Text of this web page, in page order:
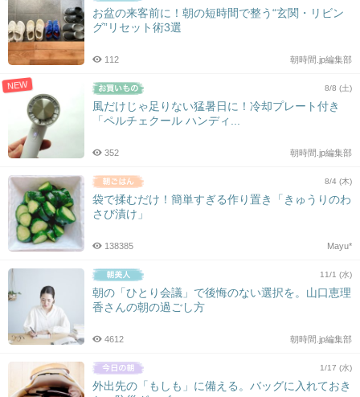
お盆の来客前に！朝の短時間で整う“玄関・リビン
グ”リセット術3選
朝時間.jp編集部
112
NEW 8/8 (土)
風だけじゃ足りない猛暑日に！冷却プレート付き
「ペルチェクール ハンディ...
朝時間.jp編集部
352
8/4 (木)
袋で揉むだけ！簡単すぎる作り置き「きゅうりのわ
さび漬け」
Mayu*
138385
11/1 (水)
朝の「ひとり会議」で後悔のない選択を。山口恵理
香さんの朝の過ごし方
朝時間.jp編集部
4612
1/17 (水)
外出先の「もしも」に備える。バッグに入れておき